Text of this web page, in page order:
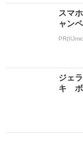
スマ
ャン
ジェ
キ ボ